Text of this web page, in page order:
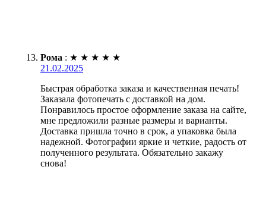
Рома : ★ ★ ★ ★ ★
21.02.2025
Быстрая обработка заказа и качественная печать!
Заказала фотопечать с доставкой на дом.
Понравилось простое оформление заказа на сайте,
мне предложили разные размеры и варианты.
Доставка пришла точно в срок, а упаковка была
надежной. Фотографии яркие и четкие, радость от
полученного результата. Обязательно закажу
снова!